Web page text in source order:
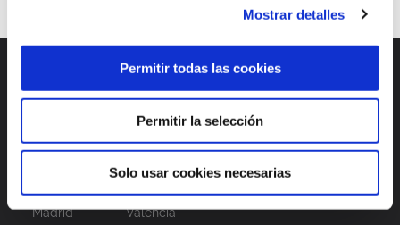
Mostrar detalles
Permitir todas las cookies
Permitir la selección
Solo usar cookies necesarias
Madrid
Valencia